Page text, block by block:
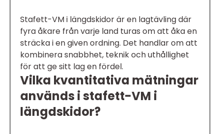
Stafett-VM i längdskidor är en lagtävling där
fyra åkare från varje land turas om att åka en
sträcka i en given ordning. Det handlar om att
kombinera snabbhet, teknik och uthållighet
för att ge sitt lag en fördel.
Vilka kvantitativa mätningar
används i stafett-VM i
längdskidor?